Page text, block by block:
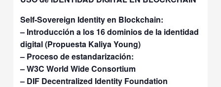
Self-Sovereign Identity en Blockchain:
– Introducción a los 16 dominios de la identidad
digital (Propuesta Kaliya Young)
– Proceso de estandarización:
– W3C World Wide Consortium
– DIF Decentralized Identity Foundation